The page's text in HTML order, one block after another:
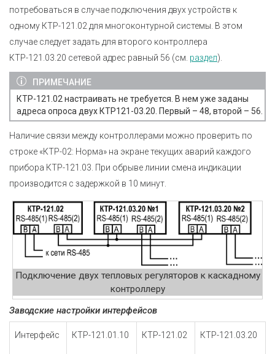
потребоваться в случае подключения двух устройств к
одному КТР-121.02 для многоконтурной системы. В этом
случае следует задать для второго контроллера
КТР-121.03.20 сетевой адрес равный 56 (см. раздел).
ПРИМЕЧАНИЕ
КТР-121.02 настраивать не требуется. В нем уже заданы
адреса опроса двух КТР121-03.20. Первый – 48, второй – 56.
Наличие связи между контроллерами можно проверить по
строке «КТР-02: Норма» на экране текущих аварий каждого
прибора КТР-121.03. При обрыве линии смена индикации
производится с задержкой в 10 минут.
Подключение двух тепловых регуляторов к каскадному
контроллеру
Заводские настройки интерфейсов
Интерфейс КТР-121.01.10 КТР-121.02 КТР-121.03.20